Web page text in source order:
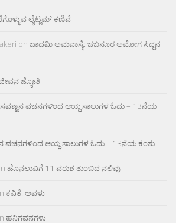
ಲೈಟ್ಲಮ್ ಕಣಿವೆ
on ಬಾದಮಿ ಅಮವಾಸ್ಯೆ: ಚಬನೂರ ಅಮೋಗ ಸಿದ್ದನ
ಜ್ಯೋತಿ
ವಚನಗಳಿಂದ ಆಯ್ದ ಸಾಲುಗಳ ಓದು – 13ನೆಯ
ವಚನಗಳಿಂದ ಆಯ್ದ ಸಾಲುಗಳ ಓದು – 13ನೆಯ ಕಂತು
ಹೊನಲುವಿಗೆ 11 ವರುಶ ತುಂಬಿದ ನಲಿವು
ಕವಿತೆ: ಅವಳು
ಹನಿಗವನಗಳು